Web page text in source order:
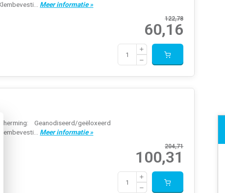
Meer informatie »
122,78
60,16
Geanodiseerd/geëloxeerd
Meer informatie »
204,71
100,31